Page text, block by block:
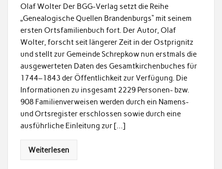
Olaf Wolter Der BGG-Verlag setzt die Reihe
„Genealogische Quellen Brandenburgs“ mit seinem
ersten Ortsfamilienbuch fort. Der Autor, Olaf
Wolter, forscht seit längerer Zeit in der Ostprignitz
und stellt zur Gemeinde Schrepkow nun erstmals die
ausgewerteten Daten des Gesamtkirchenbuches für
1744–1843 der Öffentlichkeit zur Verfügung. Die
Informationen zu insgesamt 2229 Personen- bzw.
908 Familienverweisen werden durch ein Namens-
und Ortsregister erschlossen sowie durch eine
ausführliche Einleitung zur […]
Weiterlesen